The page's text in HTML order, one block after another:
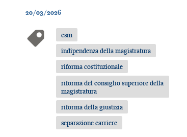
20/03/2026
csm
indipendenza della magistratura
riforma costituzionale
riforma del consiglio superiore della
magistratura
riforma della giustizia
separazione carriere